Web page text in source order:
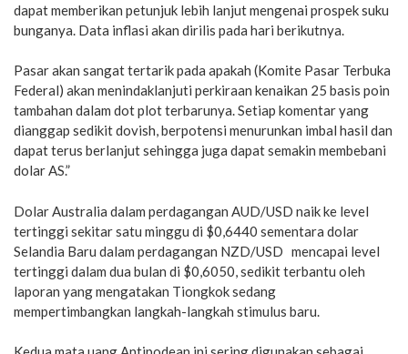
dapat memberikan petunjuk lebih lanjut mengenai prospek suku
bunganya. Data inflasi akan dirilis pada hari berikutnya.
Pasar akan sangat tertarik pada apakah (Komite Pasar Terbuka
Federal) akan menindaklanjuti perkiraan kenaikan 25 basis poin
tambahan dalam dot plot terbarunya. Setiap komentar yang
dianggap sedikit dovish, berpotensi menurunkan imbal hasil dan
dapat terus berlanjut sehingga juga dapat semakin membebani
dolar AS.”
Dolar Australia dalam perdagangan AUD/USD naik ke level
tertinggi sekitar satu minggu di $0,6440 sementara dolar
Selandia Baru dalam perdagangan NZD/USD mencapai level
tertinggi dalam dua bulan di $0,6050, sedikit terbantu oleh
laporan yang mengatakan Tiongkok sedang
mempertimbangkan langkah-langkah stimulus baru.